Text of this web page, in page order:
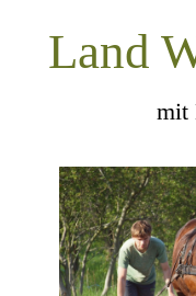
Land
mit